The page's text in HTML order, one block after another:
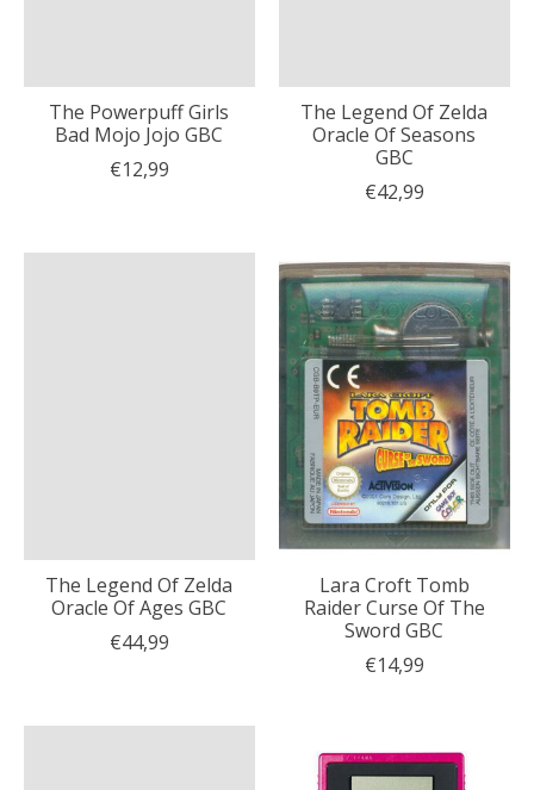
The Powerpuff Girls
Bad Mojo Jojo GBC
€12,99
The Legend Of Zelda
Oracle Of Seasons
GBC
€42,99
The Legend Of Zelda
Oracle Of Ages GBC
€44,99
Lara Croft Tomb
Raider Curse Of The
Sword GBC
€14,99